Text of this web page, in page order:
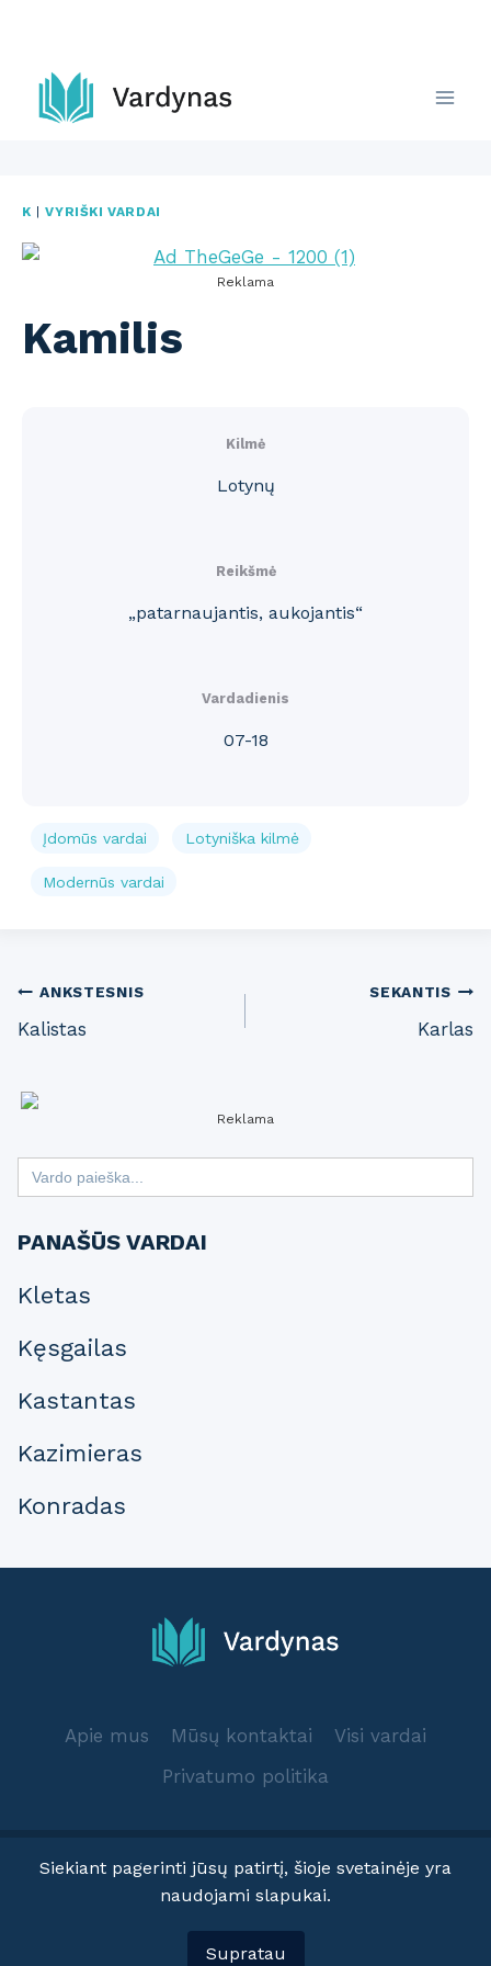
content
K |VYRIŠKI VARDAI
Reklama
Kamilis
Kilmė
Lotynų
Reikšmė
„patarnaujantis, aukojantis“
Vardadienis
07-18
Įdomūs vardai Lotyniška kilmė
Modernūs vardai
Post
navigation
ANKSTESNIS
Kalistas
SEKANTIS
Karlas
Reklama
Search
for:
PANAŠŪS VARDAI
Kletas
Kęsgailas
Kastantas
Kazimieras
Konradas
Apie mus Mūsų kontaktai
Visi vardai
Privatumo politika
© 2025 Vardynas.info
Siekiant pagerinti jūsų patirtį, šioje svetainėje yra
naudojami slapukai.
Supratau